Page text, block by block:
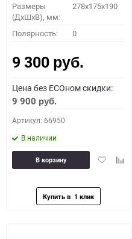
Размеры
(ДхШхВ), мм:
278x175x190
Полярность: 0
9 300 руб.
Цена без ECOном скидки:
9 900 руб.
Артикул: 66950
В наличии
Добавить
В корзину